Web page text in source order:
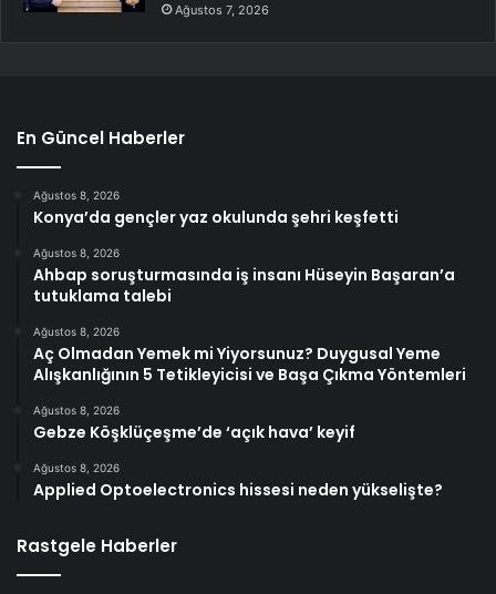
Ağustos 7, 2026
En Güncel Haberler
Ağustos 8, 2026
Konya’da gençler yaz okulunda şehri keşfetti
Ağustos 8, 2026
Ahbap soruşturmasında iş insanı Hüseyin Başaran’a
tutuklama talebi
Ağustos 8, 2026
Aç Olmadan Yemek mi Yiyorsunuz? Duygusal Yeme
Alışkanlığının 5 Tetikleyicisi ve Başa Çıkma Yöntemleri
Ağustos 8, 2026
Gebze Köşklüçeşme’de ‘açık hava’ keyif
Ağustos 8, 2026
Applied Optoelectronics hissesi neden yükselişte?
Rastgele Haberler